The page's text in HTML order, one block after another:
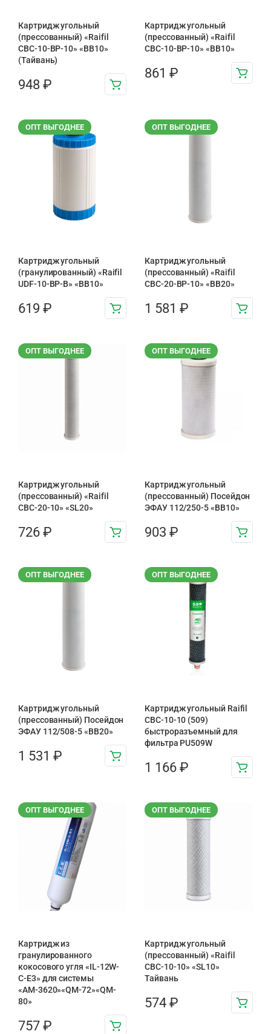
Картридж угольный
(прессованный) «Raifil
CBC-10-BP-10» «BB10»
(Тайвань)
948 ₽
Картридж угольный
(прессованный) «Raifil
CBC-10-BP-10» «BB10»
861 ₽
ОПТ ВЫГОДНЕЕ
Картридж угольный
(гранулированный) «Raifil
UDF-10-BP-B» «BB10»
619 ₽
ОПТ ВЫГОДНЕЕ
Картридж угольный
(прессованный) «Raifil
CBC-20-BP-10» «BB20»
1 581 ₽
ОПТ ВЫГОДНЕЕ
Картридж угольный
(прессованный) «Raifil
CBC-20-10» «SL20»
726 ₽
ОПТ ВЫГОДНЕЕ
Картридж угольный
(прессованный) Посейдон
ЭФАУ 112/250-5 «BB10»
903 ₽
ОПТ ВЫГОДНЕЕ
Картридж угольный
(прессованный) Посейдон
ЭФАУ 112/508-5 «BB20»
1 531 ₽
ОПТ ВЫГОДНЕЕ
Картридж угольный Raifil
CBC-10-10 (509)
быстроразъемный для
фильтра PU509W
1 166 ₽
ОПТ ВЫГОДНЕЕ
Картридж из
гранулированного
кокосового угля «IL-12W-
C-E3» для системы
«АМ-3620»«QM-72»«QM-
80»
757 ₽
ОПТ ВЫГОДНЕЕ
Картридж угольный
(прессованный) «Raifil
CBC-10-10» «SL10»
Тайвань
574 ₽